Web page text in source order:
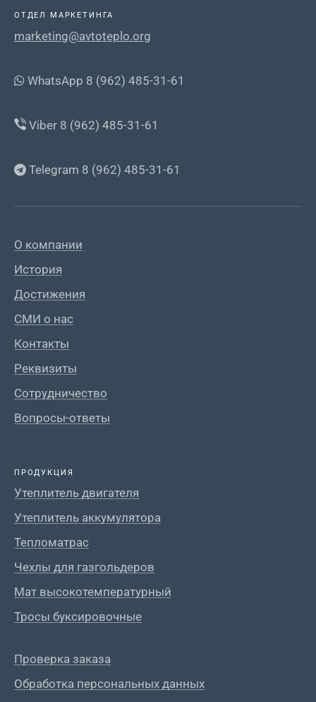
ОТДЕЛ МАРКЕТИНГА
marketing@avtoteplo.org
WhatsApp 8 (962) 485-31-61
Viber 8 (962) 485-31-61
Telegram 8 (962) 485-31-61
О компании
История
Достижения
СМИ о нас
Контакты
Реквизиты
Сотрудничество
Вопросы-ответы
ПРОДУКЦИЯ
Утеплитель двигателя
Утеплитель аккумулятора
Тепломатрас
Чехлы для газгольдеров
Мат высокотемпературный
Тросы буксировочные
Проверка заказа
Обработка персональных данных